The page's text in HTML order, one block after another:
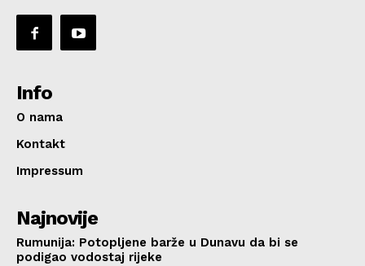
Info
O nama
Kontakt
Impressum
Najnovije
Rumunija: Potopljene barže u Dunavu da bi se
podigao vodostaj rijeke